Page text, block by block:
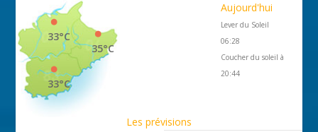
35°C
33°C
33°C
Aujourd'hui
Lever du Soleil
06:28
Coucher du soleil à
20:44
Les prévisions